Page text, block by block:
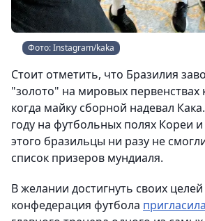
Фото: Instagram/kaka
Стоит отметить, что Бразилия
"золото" на мировых первенствах
когда майку сборной надевал
году на футбольных полях Кореи
этого бразильцы ни разу не
список призеров мундиаля.
В желании достигнуть своих
конфедерация футбола пригласила